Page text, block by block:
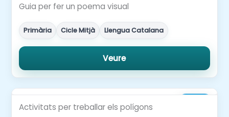
Guia per fer un poema visual
Primària Cicle Mitjà Llengua Catalana
Veure
Activitats per treballar els polígons